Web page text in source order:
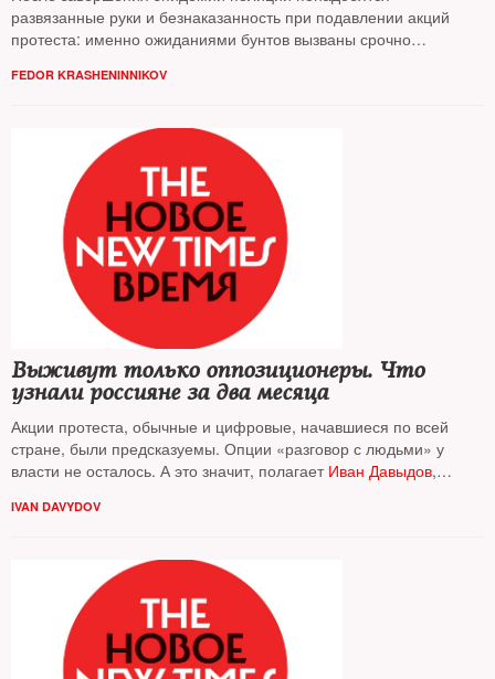
развязанные руки и безнаказанность при подавлении акций
протеста: именно ожиданиями бунтов вызваны срочно
Крашенинников
FEDOR KRASHENINNIKOV
Выживут только оппозиционеры. Что
узнали россияне за два месяца
Акции протеста, обычные и цифровые, начавшиеся по всей
стране, были предсказуемы. Опции «разговор с людьми» у
власти не осталось. А это значит, полагает Иван Давыдов,
IVAN DAVYDOV